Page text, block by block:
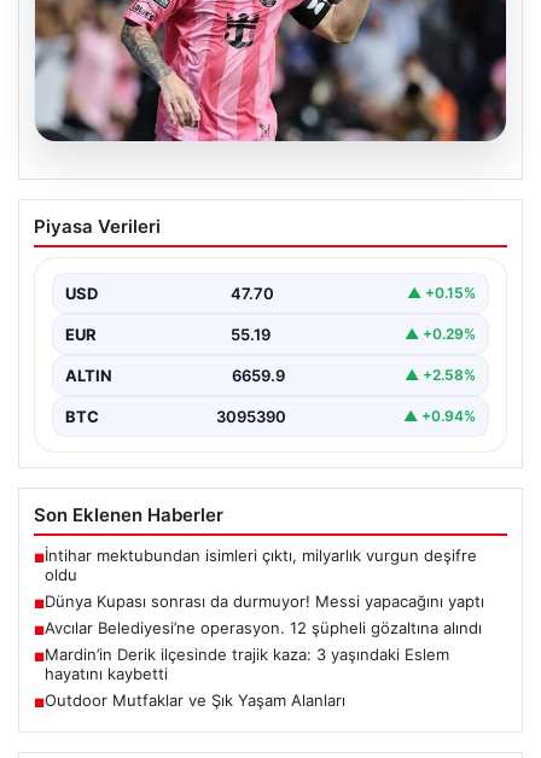
Dünya Kupası sonrası da durmuyor!
Messi yapacağını yaptı
Piyasa Verileri
USD 47.70 ▲ +0.15%
EUR 55.19 ▲ +0.29%
ALTIN 6659.9 ▲ +2.58%
BTC 3095390 ▲ +0.94%
Son Eklenen Haberler
■İntihar mektubundan isimleri çıktı, milyarlık vurgun deşifre
oldu
■Dünya Kupası sonrası da durmuyor! Messi yapacağını yaptı
■Avcılar Belediyesi’ne operasyon. 12 şüpheli gözaltına alındı
■Mardin’in Derik ilçesinde trajik kaza: 3 yaşındaki Eslem
hayatını kaybetti
■Outdoor Mutfaklar ve Şık Yaşam Alanları